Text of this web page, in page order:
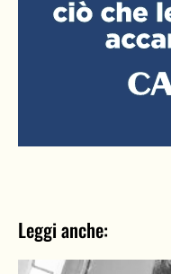
Leggi anche: